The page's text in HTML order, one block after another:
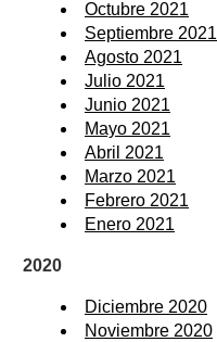
Octubre 2021
Septiembre 2021
Agosto 2021
Julio 2021
Junio 2021
Mayo 2021
Abril 2021
Marzo 2021
Febrero 2021
Enero 2021
2020
Diciembre 2020
Noviembre 2020